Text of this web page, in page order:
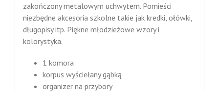
zakończony metalowym uchwytem. Pomieści
niezbędne akcesoria szkolne takie jak kredki, ołówki,
długopisy itp. Piękne młodzieżowe wzory i
kolorystyka.
1 komora
korpus wyściełany gąbką
organizer na przybory